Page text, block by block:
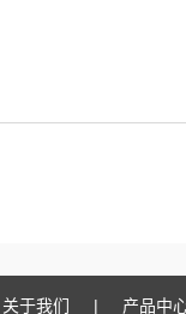
关于我们 | 产品中